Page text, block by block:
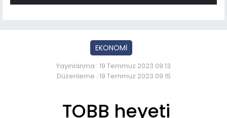
EKONOMİ
Yayınlanma : 19 Temmuz 2023 09:13
Düzenleme : 19 Temmuz 2023 09:15
TOBB heyeti